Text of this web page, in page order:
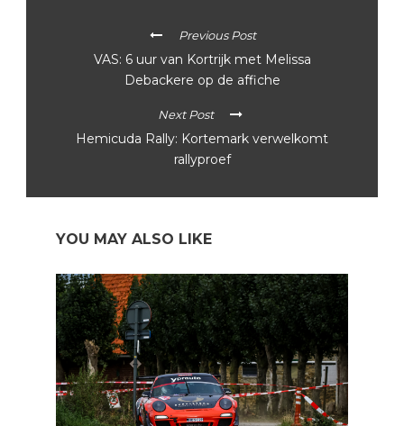
Previous Post
VAS: 6 uur van Kortrijk met Melissa
Debackere op de affiche
Next Post
Hemicuda Rally: Kortemark verwelkomt
rallyproef
YOU MAY ALSO LIKE